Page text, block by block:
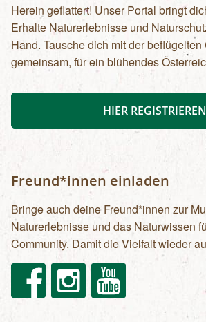
Herein geflattert! Unser Portal bringt
Erhalte Naturerlebnisse und
Hand. Tausche dich mit der
gemeinsam, für ein blühendes
HIER REGISTRIEREN
Freund*innen einladen
Bringe auch deine Freund*innen zur
Naturerlebnisse und das Naturwissen
Community. Damit die Vielfalt wieder
FacebookInstagram Youtube